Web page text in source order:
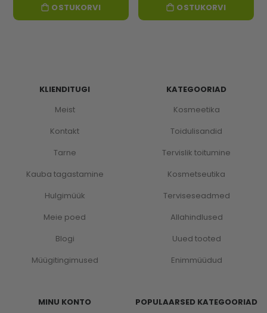
OSTUKORVI OSTUKORVI
KLIENDITUGI
Meist
Kontakt
Tarne
Kauba tagastamine
Hulgimüük
Meie poed
Blogi
Müügitingimused
MINU KONTO
KATEGOORIAD
Kosmeetika
Toidulisandid
Tervislik toitumine
Kosmetseutika
Terviseseadmed
Allahindlused
Uued tooted
Enimmüüdud
POPULAARSED KATEGOORIAD